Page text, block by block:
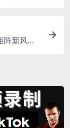
阵新风口